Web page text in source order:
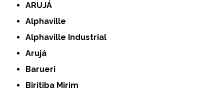
ARUJÁ
Alphaville
Alphaville Industrial
Arujá
Barueri
Biritiba Mirim